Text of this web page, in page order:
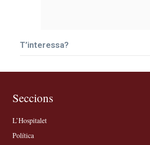
T’interessa?
Seccions
L’Hospitalet
Política